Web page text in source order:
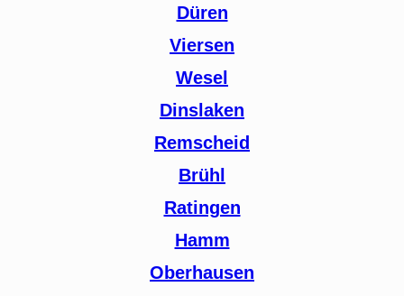
Düren
Viersen
Wesel
Dinslaken
Remscheid
Brühl
Ratingen
Hamm
Oberhausen